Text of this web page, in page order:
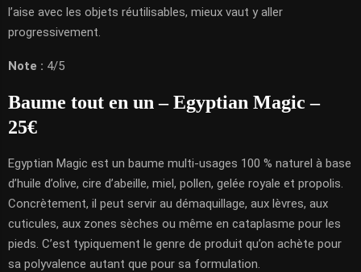
l’aise avec les objets réutilisables, mieux vaut y aller
progressivement.
Note : 4/5
Baume tout en un – Egyptian Magic –
25€
Egyptian Magic est un baume multi-usages 100 % naturel à base
d’huile d’olive, cire d’abeille, miel, pollen, gelée royale et propolis.
Concrètement, il peut servir au démaquillage, aux lèvres, aux
cuticules, aux zones sèches ou même en cataplasme pour les
pieds. C’est typiquement le genre de produit qu’on achète pour
sa polyvalence autant que pour sa formulation.